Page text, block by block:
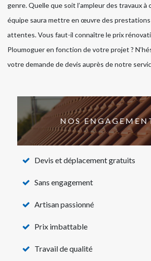
genre. Quelle que soit l’ampleur des travaux à
équipe saura mettre en œuvre des prestations
attentes. Vous faut-il connaître le prix
Ploumoguer en fonction de votre projet ?
votre demande de devis auprès de notre
NOS
Devis et déplacement gratuits
Sans engagement
Artisan passionné
Prix imbattable
Travail de qualité